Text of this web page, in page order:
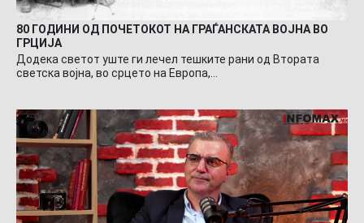
80 ГОДИНИ ОД ПОЧЕТОКОТ НА ГРАЃАНСКАТА ВОЈНА ВО
ГРЦИЈА
Додека светот уште ги лечел тешките рани од Втората
светска војна, во срцето на Европа,…